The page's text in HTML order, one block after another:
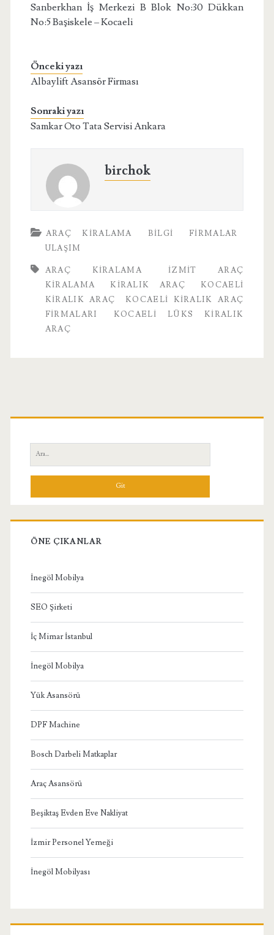
Sanberkhan İş Merkezi B Blok No:30 Dükkan
No:5 Başiskele – Kocaeli
Önceki yazı
Albaylift Asansör Firması
Sonraki yazı
Samkar Oto Tata Servisi Ankara
birchok
ARAÇ KIRALAMA BILGI
FIRMALAR
ULAŞIM
ARAÇ KIRALAMA
IZMIT ARAÇ
KIRALAMA
KIRALIK ARAÇ
KOCAELI
KIRALIK ARAÇ
KOCAELI KIRALIK ARAÇ
FIRMALARI
KOCAELI LÜKS KIRALIK
ARAÇ
Birincil
Yan
Menü
Ara:
ÖNE ÇIKANLAR
İnegöl Mobilya
SEO Şirketi
İç Mimar İstanbul
İnegöl Mobilya
Yük Asansörü
DPF Machine
Bosch Darbeli Matkaplar
Araç Asansörü
Beşiktaş Evden Eve Nakliyat
İzmir Personel Yemeği
İnegöl Mobilyası